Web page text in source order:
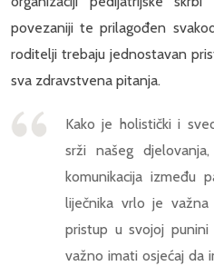
povezaniji te prilagođen
roditelji trebaju jednostavan
sva zdravstvena pitanja.
Kako je holistički i
srži našeg
komunikacija između
liječnika vrlo je važna
pristup u svojoj
važno imati osjećaj da